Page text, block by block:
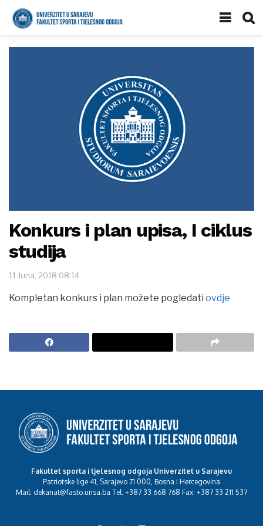
Konkurs i plan upisa, I ciklus
studija
11 Juna, 2018 08:14
Kompletan konkurs i plan možete pogledati ovdje
Fakultet sporta i tjelesnog odgoja Univerzitet u Sarajevu
Patriotske lige 41, Sarajevo 71 000, Bosna i Hercegovina
Mail: dekanat@fasto.unsa.ba Tel: +387 33 668 768 Fax: +387 33 211 537